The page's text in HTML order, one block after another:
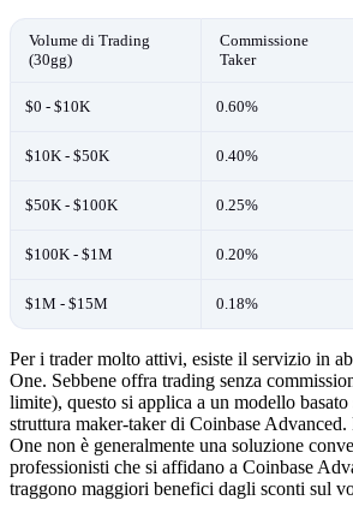
Volume di Trading
(30gg)
Commissione
Taker
$0 - $10K 0.60%
$10K - $50K 0.40%
$50K - $100K 0.25%
$100K - $1M 0.20%
$1M - $15M 0.18%
Per i trader molto attivi, esiste il servizio in
One. Sebbene offra trading senza
limite), questo si applica a un modello
struttura maker-taker di Coinbase Advanced.
One non è generalmente una soluzione
professionisti che si affidano a Coinbase
traggono maggiori benefici dagli sconti sul